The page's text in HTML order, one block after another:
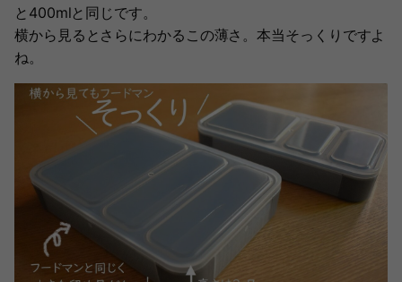
と400mlと同じです。
横から見るとさらにわかるこの薄さ。本当そっくりですよ
ね。